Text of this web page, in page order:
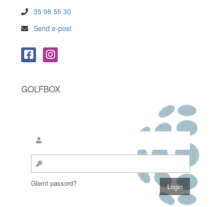
35 98 55 30
Send e-post
GOLFBOX
Glemt passord?